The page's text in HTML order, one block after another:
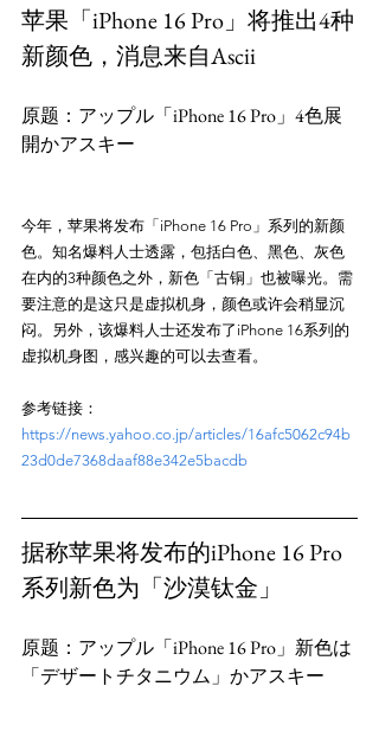
苹果「iPhone 16 Pro」将推出4种
新颜色，消息来自Ascii
原题：アップル「iPhone 16 Pro」4色展
今年，苹果将发布「iPhone 16 Pro」系列的新颜
色。知名爆料人士透露，包括白色、黑色、灰色
在内的3种颜色之外，新色「古铜」也被曝光。需
要注意的是这只是虚拟机身，颜色或许会稍显沉
闷。另外，该爆料人士还发布了iPhone 16系列的
参考链接：
https://news.yahoo.co.jp/articles/16afc5062c94b
23d0de7368daaf88e342e5bacdb
据称苹果将发布的iPhone 16 Pro
系列新色为「沙漠钛金」
原题：アップル「iPhone 16 Pro」新色は